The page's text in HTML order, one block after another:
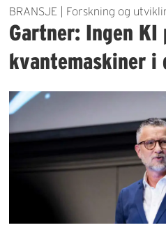
BRANSJE | Forskning og
Gartner: Ingen KI
kvantemaskiner